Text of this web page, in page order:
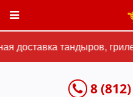
доставка тандыров,
8 (812)